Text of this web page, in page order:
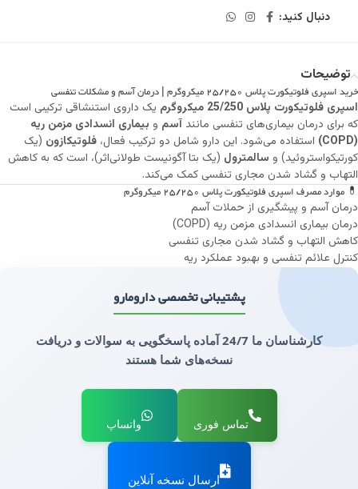
دنبال کنید:
توضیحات
خرید اسپری فلوتیکورت پلاس 25/250 میکروگرم | درمان آسم و مشکلات تنفسی
اسپری فلوتیکورت پلاس 25/250 میکروگرم
یک داروی استنشاقی ترکیبی است
که برای درمان بیماری‌های تنفسی مانند آسم و بیماری انسدادی مزمن ریه
(COPD)
استفاده می‌شود. این دارو شامل دو ترکیب فعال، فلوتیکازون (یک
کورتیکواستروئید) و سالمترول (یک بتا آگونیست طولانی‌اثر)، است که به کاهش
التهاب و گشاد شدن مجاری تنفسی کمک می‌کند.
💊 موارد مصرف اسپری فلوتیکورت پلاس 25/250 میکروگرم
درمان آسم و پیشگیری از حملات آسم
درمان بیماری انسدادی مزمن ریه (COPD)
کاهش التهاب و گشاد شدن مجاری تنفسی
کنترل علائم تنفسی و بهبود عملکرد ریه
پشتیبانی تخصصی دارومارو
کارشناسان ما 24/7 آماده پاسخگویی به سوالات و دریافت
نسخه‌های شما هستند
تماس فوری واتساپ
ارسال نسخه آنلاین